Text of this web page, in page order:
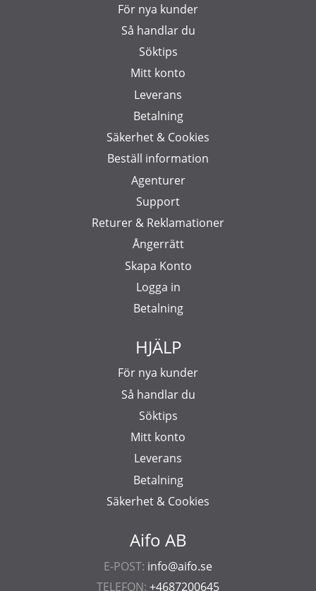
Aifo AB
E-POST: info@aifo.se
TELEFON: +4687200645
För nya kunder
Så handlar du
Söktips
Mitt konto
Leverans
Betalning
Säkerhet & Cookies
Beställ information
Agenturer
Support
Returer & Reklamationer
Ångerrätt
Skapa Konto
Logga in
Betalning
HJÄLP
För nya kunder
Så handlar du
Söktips
Mitt konto
Leverans
Betalning
Säkerhet & Cookies